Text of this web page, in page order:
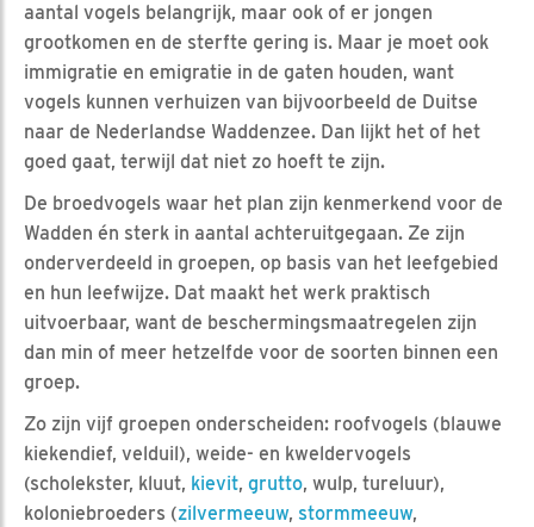
aantal vogels belangrijk, maar ook of er jongen
grootkomen en de sterfte gering is. Maar je moet ook
immigratie en emigratie in de gaten houden, want
vogels kunnen verhuizen van bijvoorbeeld de Duitse
naar de Nederlandse Waddenzee. Dan lijkt het of het
goed gaat, terwijl dat niet zo hoeft te zijn.
De broedvogels waar het plan zijn kenmerkend voor de
Wadden én sterk in aantal achteruitgegaan. Ze zijn
onderverdeeld in groepen, op basis van het leefgebied
en hun leefwijze. Dat maakt het werk praktisch
uitvoerbaar, want de beschermingsmaatregelen zijn
dan min of meer hetzelfde voor de soorten binnen een
groep.
Zo zijn vijf groepen onderscheiden: roofvogels (blauwe
kiekendief, velduil), weide- en kweldervogels
(scholekster, kluut, kievit, grutto, wulp, tureluur),
koloniebroeders (zilvermeeuw, stormmeeuw,